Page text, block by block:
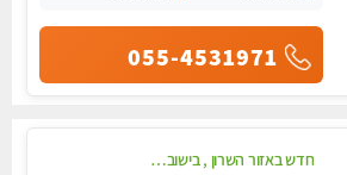
055-4531971
חדש באזור השרון , בישוב ניצני עוז ! נבחרת מטפלות ומטפלים